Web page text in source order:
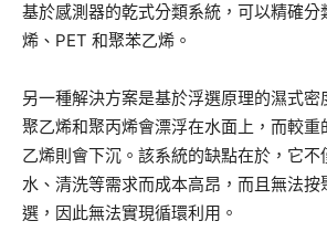
基於感測器的乾式分類系統，可以精確分
烯、PET 和聚苯乙烯。
另一種解決方案是基於浮選原理的濕式密
聚乙烯和聚丙烯會漂浮在水面上，而較重
乙烯則會下沉。該系統的缺點在於，它不
水、清洗等需求而成本高昂，而且無法按
選，因此無法實現循環利用。